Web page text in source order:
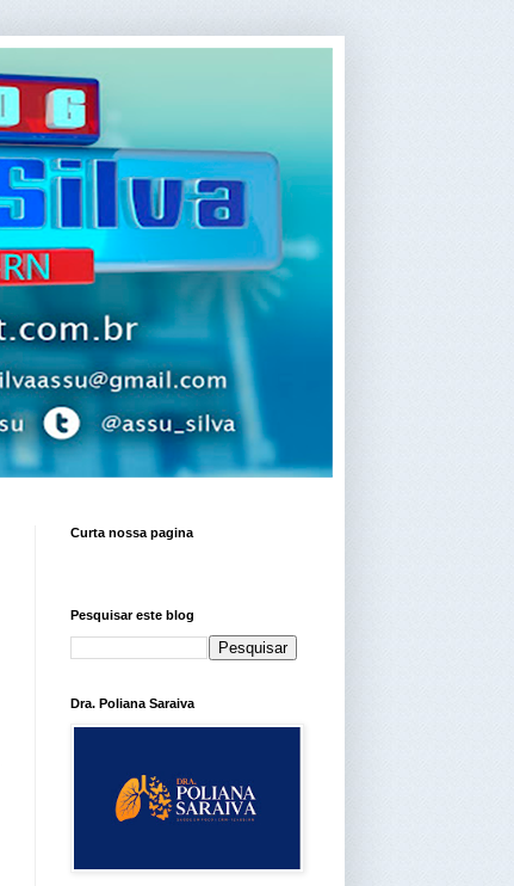
Curta nossa pagina
Pesquisar este blog
Dra. Poliana Saraiva